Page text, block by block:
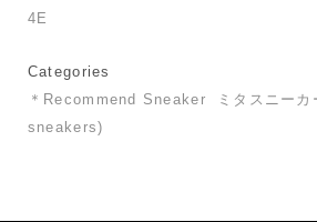
4E
Categories
＊Recommend Sneaker
ミタスニー
sneakers)